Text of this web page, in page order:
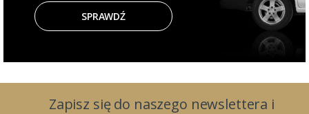
SPRAWDŹ
Zapisz się do naszego newslettera i